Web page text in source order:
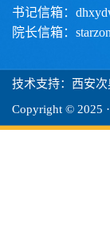
书记信箱：
院长信箱：
技术支持：西安次
Copyright © 2025